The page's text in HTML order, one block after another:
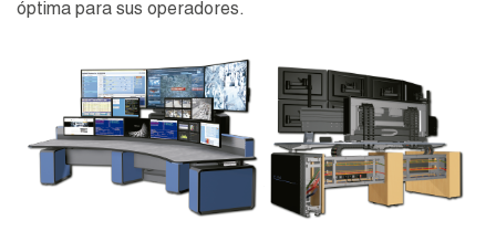
óptima para sus operadores.